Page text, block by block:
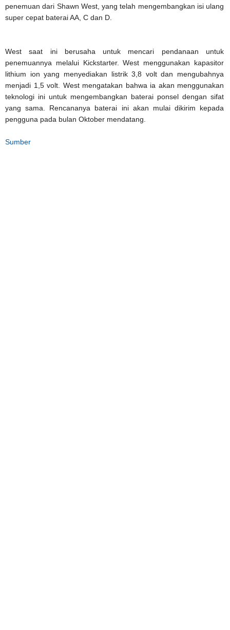
penemuan dari Shawn West, yang telah mengembangkan isi ulang
super cepat baterai AA, C dan D.
West saat ini berusaha untuk mencari pendanaan untuk
penemuannya melalui Kickstarter. West menggunakan kapasitor
lithium ion yang menyediakan listrik 3,8 volt dan mengubahnya
menjadi 1,5 volt. West mengatakan bahwa ia akan menggunakan
teknologi ini untuk mengembangkan baterai ponsel dengan sifat
yang sama. Rencananya baterai ini akan mulai dikirim kepada
pengguna pada bulan Oktober mendatang.
Sumber